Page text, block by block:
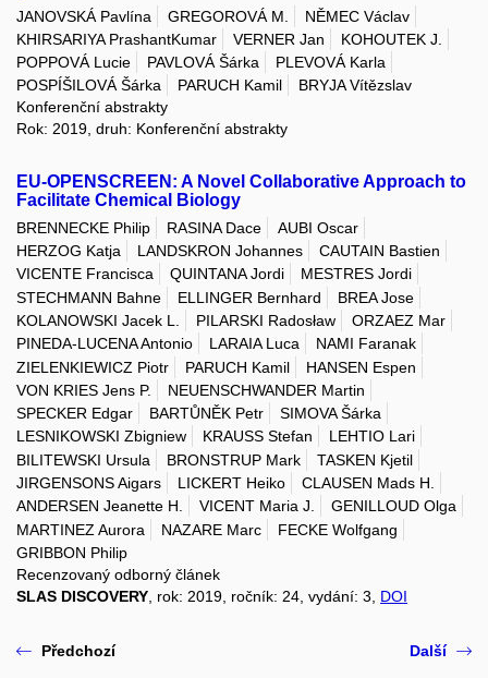
JANOVSKÁ Pavlína GREGOROVÁ M.
NĚMEC Václav
KHIRSARIYA PrashantKumar
VERNER Jan
KOHOUTEK J.
POPPOVÁ Lucie
PAVLOVÁ Šárka
PLEVOVÁ Karla
POSPÍŠILOVÁ Šárka
PARUCH Kamil
BRYJA Vítězslav
Konferenční abstrakty
Rok: 2019, druh: Konferenční abstrakty
EU-OPENSCREEN: A Novel Collaborative Approach to
Facilitate Chemical Biology
BRENNECKE Philip RASINA Dace
AUBI Oscar
HERZOG Katja
LANDSKRON Johannes
CAUTAIN Bastien
VICENTE Francisca
QUINTANA Jordi
MESTRES Jordi
STECHMANN Bahne
ELLINGER Bernhard
BREA Jose
KOLANOWSKI Jacek L.
PILARSKI Radosław
ORZAEZ Mar
PINEDA-LUCENA Antonio
LARAIA Luca
NAMI Faranak
ZIELENKIEWICZ Piotr
PARUCH Kamil
HANSEN Espen
VON KRIES Jens P.
NEUENSCHWANDER Martin
SPECKER Edgar
BARTŮNĚK Petr
SIMOVA Šárka
LESNIKOWSKI Zbigniew
KRAUSS Stefan
LEHTIO Lari
BILITEWSKI Ursula
BRONSTRUP Mark
TASKEN Kjetil
JIRGENSONS Aigars
LICKERT Heiko
CLAUSEN Mads H.
ANDERSEN Jeanette H.
VICENT Maria J.
GENILLOUD Olga
MARTINEZ Aurora
NAZARE Marc
FECKE Wolfgang
GRIBBON Philip
Recenzovaný odborný článek
SLAS DISCOVERY , rok: 2019, ročník: 24, vydání: 3, DOI
Předchozí Další